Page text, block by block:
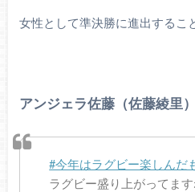
女性として準決勝に進出するこ
アンジェラ佐藤（佐藤綾里）
#今年はラグビー楽しんだ
ラグビー盛り上がってます